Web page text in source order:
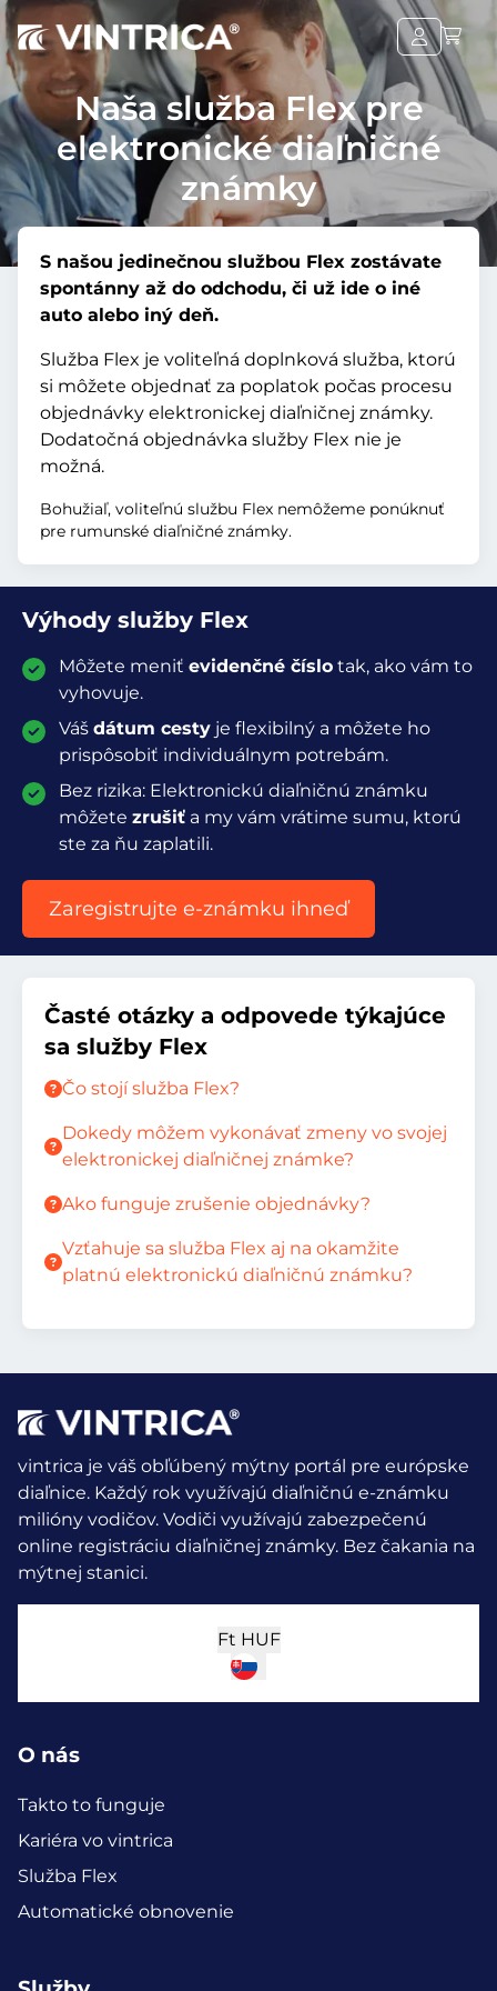
Naša služba Flex pre
elektronické diaľničné
známky
S našou jedinečnou službou Flex zostávate
spontánny až do odchodu, či už ide o iné
auto alebo iný deň.
Služba Flex je voliteľná doplnková služba, ktorú
si môžete objednať za poplatok počas procesu
objednávky elektronickej diaľničnej známky.
Dodatočná objednávka služby Flex nie je
možná.
Bohužiaľ, voliteľnú službu Flex nemôžeme ponúknuť
pre rumunské diaľničné známky.
Výhody služby Flex
Môžete meniť evidenčné číslotak, ako vám to
vyhovuje.
Váš dátum cestyje flexibilný a môžete ho
prispôsobiť individuálnym potrebám.
Bez rizika: Elektronickú diaľničnú známku
môžete zrušiťa my vám vrátime sumu, ktorú
ste za ňu zaplatili.
Zaregistrujte e-známku ihneď
Časté otázky a odpovede týkajúce
sa služby Flex
Čo stojí služba Flex?
Dokedy môžem vykonávať zmeny vo svojej
elektronickej diaľničnej známke?
Ako funguje zrušenie objednávky?
Vzťahuje sa služba Flex aj na okamžite
platnú elektronickú diaľničnú známku?
vintrica je váš obľúbený mýtny portál pre európske
diaľnice. Každý rok využívajú diaľničnú e-známku
milióny vodičov. Vodiči využívajú zabezpečenú
online registráciu diaľničnej známky. Bez čakania na
mýtnej stanici.
Ft HUF
O nás
Takto to funguje
Kariéra vo vintrica
Služba Flex
Automatické obnovenie